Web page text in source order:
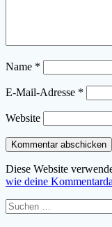
Name *
E-Mail-Adresse *
Website
Diese Website
wie deine
Suchen
nach: